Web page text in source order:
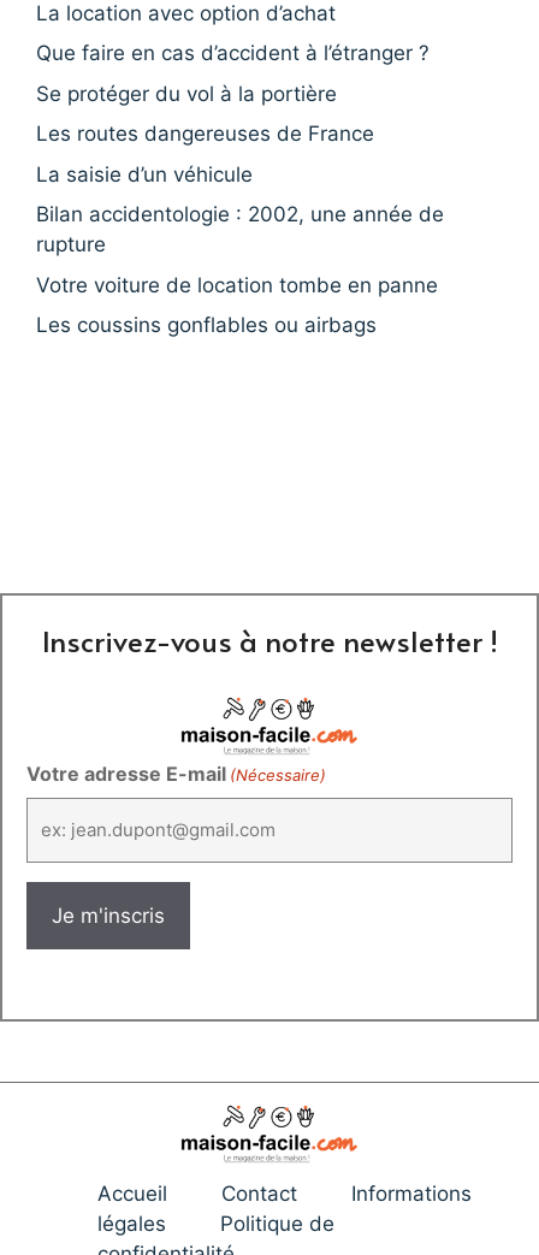
La location avec option d’achat
Que faire en cas d’accident à l’étranger ?
Se protéger du vol à la portière
Les routes dangereuses de France
La saisie d’un véhicule
Bilan accidentologie : 2002, une année de
rupture
Votre voiture de location tombe en panne
Les coussins gonflables ou airbags
Inscrivez-vous à notre newsletter !
Votre adresse E-mail (Nécessaire)
Accueil Contact
Informations
légales
Politique de